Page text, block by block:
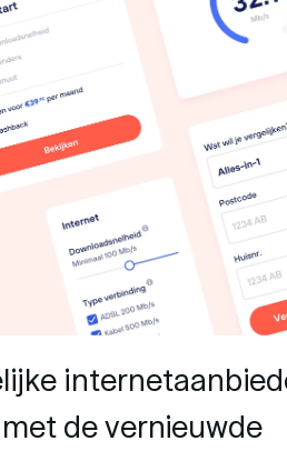
de vernieuwde